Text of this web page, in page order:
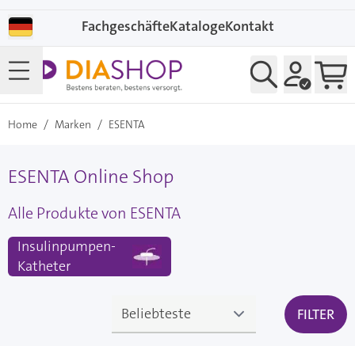
FachgeschäfteKatalogeKontakt
Home / Marken / ESENTA
ESENTA Online Shop
Alle Produkte von ESENTA
Insulinpumpen-
Katheter
FILTER